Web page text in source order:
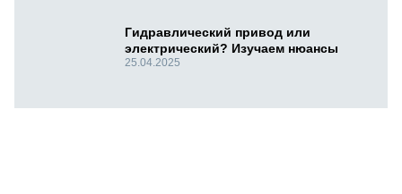
Гидравлический привод или
электрический? Изучаем нюансы
25.04.2025